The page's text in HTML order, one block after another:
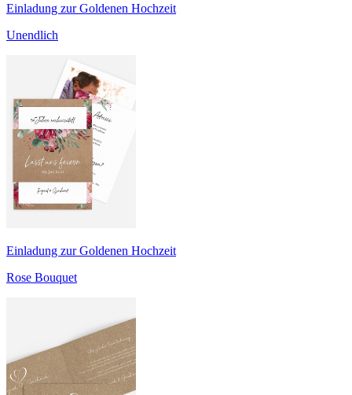
Einladung zur Goldenen Hochzeit
Unendlich
Einladung zur Goldenen Hochzeit
Rose Bouquet